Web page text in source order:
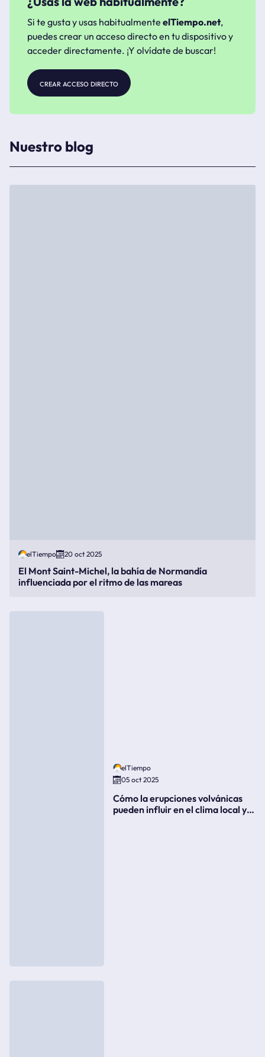
Si te gusta y usas habitualmente elTiempo.net,
puedes crear un acceso directo en tu dispositivo y
acceder directamente. ¡Y olvídate de buscar!
crear acceso directo
Nuestro blog
elTiempo 20 oct 2025
El Mont Saint-Michel, la bahía de Normandía
influenciada por el ritmo de las mareas
elTiempo
05 oct 2025
Cómo la erupciones volvánicas
pueden influir en el clima local y